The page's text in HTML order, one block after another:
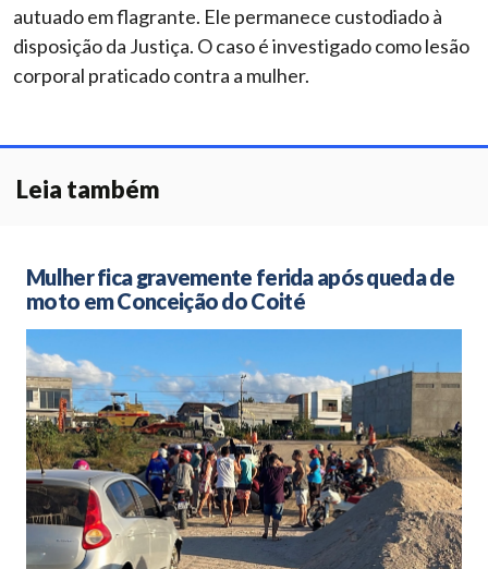
autuado em flagrante. Ele permanece custodiado à
disposição da Justiça. O caso é investigado como lesão
corporal praticado contra a mulher.
Leia também
Mulher fica gravemente ferida após queda de
moto em Conceição do Coité